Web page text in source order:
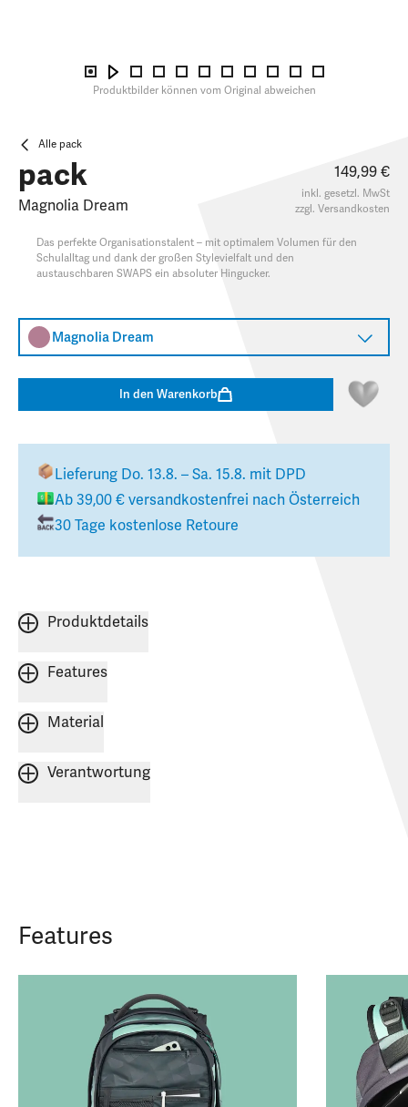
Produktbilder können vom Original abweichen
Alle pack
pack
Magnolia Dream
149,99 €
inkl. gesetzl. MwSt
zzgl. Versandkosten
Das perfekte Organisationstalent – mit optimalem Volumen für den
Schulalltag und dank der großen Stylevielfalt und den
austauschbaren SWAPS ein absoluter Hingucker.​
Magnolia Dream
In den Warenkorb
Lieferung Do. 13.8. – Sa. 15.8. mit DPD
Ab 39,00 € versandkostenfrei nach Österreich
30 Tage kostenlose Retoure
Produktdetails
Features
Material
Verantwortung
Features